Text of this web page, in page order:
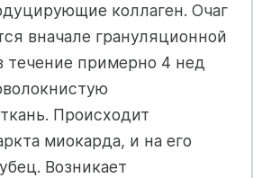
коллаген. Очаг
вначале грануляционной
течение примерно 4 нед
Происходит
миокарда, и на его
Возникает